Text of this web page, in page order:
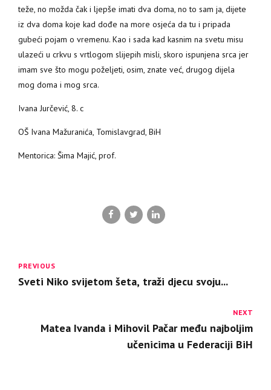
teže, no možda čak i ljepše imati dva doma, no to sam ja, dijete
iz dva doma koje kad dođe na more osjeća da tu i pripada
gubeći pojam o vremenu. Kao i sada kad kasnim na svetu misu
ulazeći u crkvu s vrtlogom slijepih misli, skoro ispunjena srca jer
imam sve što mogu poželjeti, osim, znate već, drugog dijela
mog doma i mog srca.
Ivana Jurčević, 8. c
OŠ Ivana Mažuranića, Tomislavgrad, BiH
Mentorica: Šima Majić, prof.
PREVIOUS
Sveti Niko svijetom šeta, traži djecu svoju...
NEXT
Matea Ivanda i Mihovil Pačar među najboljim
učenicima u Federaciji BiH